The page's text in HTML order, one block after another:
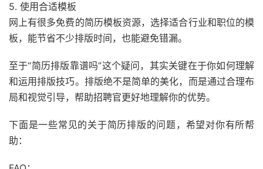
5. 使用合适模板
网上有很多免费的简历模板资源，选择适合行业和职位的模
板，能节省不少排版时间，也能避免错漏。
至于“简历排版靠谱吗”这个疑问，其实关键在于你如何理解
和运用排版技巧。排版绝不是简单的美化，而是通过合理布
局和视觉引导，帮助招聘官更好地理解你的优势。
下面是一些常见的关于简历排版的问题，希望对你有所帮
助：